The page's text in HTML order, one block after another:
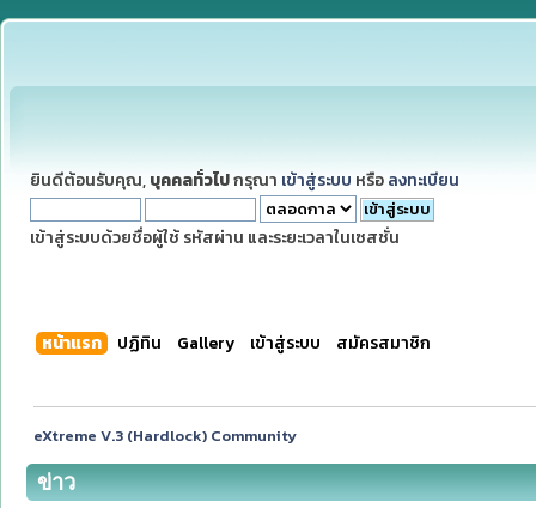
ยินดีต้อนรับคุณ, บุคคลทั่วไปกรุณา เข้าสู่ระบบ หรือ ลงทะเบียน
เข้าสู่ระบบด้วยชื่อผู้ใช้ รหัสผ่าน และระยะเวลาในเซสชั่น
หน้าแรก ปฏิทิน Gallery เข้าสู่ระบบ สมัครสมาชิก
eXtreme V.3 (Hardlock) Community
ข่าว